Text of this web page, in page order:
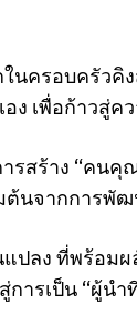
ครอบครัวคิง
ง เพื่อก้าวสู่ค
รสร้าง “คน
ต้นจากการพั
แปลง ที่พร้อ
การเป็น “ผู้น